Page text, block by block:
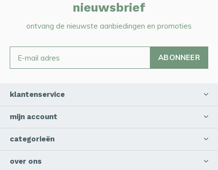
nieuwsbrief
ontvang de nieuwste aanbiedingen en promoties
ABONNEER
klantenservice
mijn account
categorieën
over ons